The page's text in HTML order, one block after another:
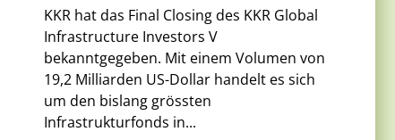
KKR hat das Final Closing des KKR Global
Infrastructure Investors V
bekanntgegeben. Mit einem Volumen von
19,2 Milliarden US-Dollar handelt es sich
um den bislang grössten
Infrastrukturfonds in...